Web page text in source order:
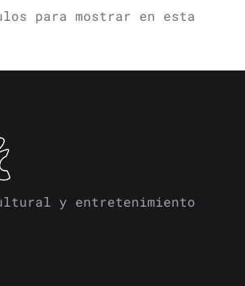
para mostrar en esta
y entretenimiento